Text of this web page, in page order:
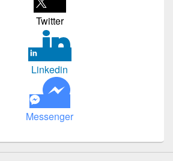
Twitter
Linkedin
Messenger